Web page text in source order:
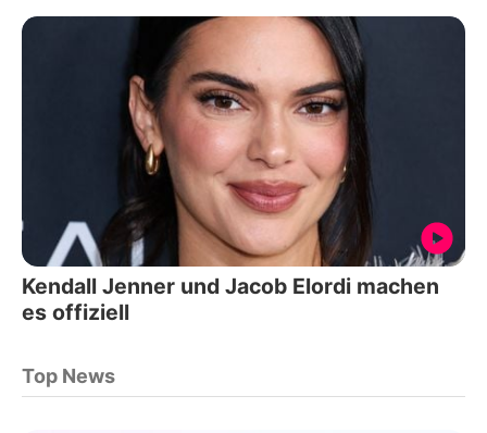
Kendall Jenner und Jacob Elordi machen
es offiziell
Top News